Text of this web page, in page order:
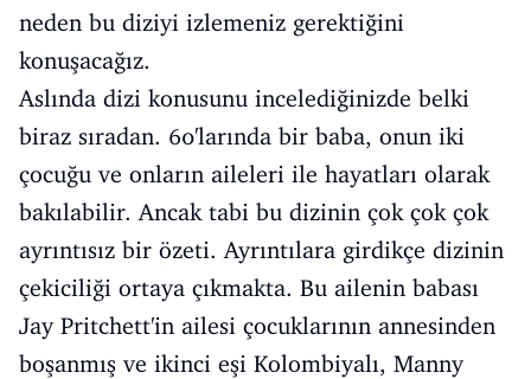
neden bu diziyi izlemeniz gerektiğini
konuşacağız.
Aslında dizi konusunu incelediğinizde belki
biraz sıradan. 60'larında bir baba, onun iki
çocuğu ve onların aileleri ile hayatları olarak
bakılabilir. Ancak tabi bu dizinin çok çok çok
ayrıntısız bir özeti. Ayrıntılara girdikçe dizinin
çekiciliği ortaya çıkmakta. Bu ailenin babası
Jay Pritchett'in ailesi çocuklarının annesinden
boşanmış ve ikinci eşi Kolombiyalı, Manny